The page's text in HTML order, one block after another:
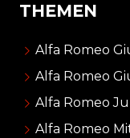
THEMEN
Alfa Romeo
Alfa Romeo
Alfa Romeo
Alfa Romeo